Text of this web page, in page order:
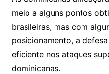
meio a alguns pontos
brasileiras, mas com
posicionamento, a
eficiente nos ataques
dominicanas.